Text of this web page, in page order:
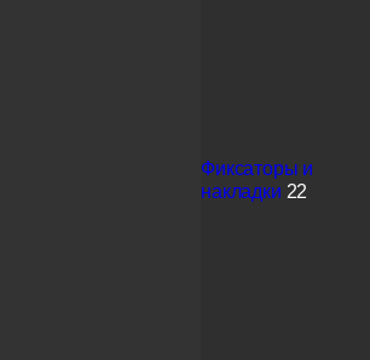
Фиксаторы и
накладки 22